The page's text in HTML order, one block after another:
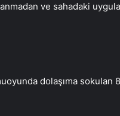
ve sahadaki
dolaşıma